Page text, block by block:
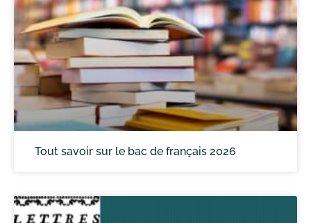
Tout savoir sur le bac de français 2026